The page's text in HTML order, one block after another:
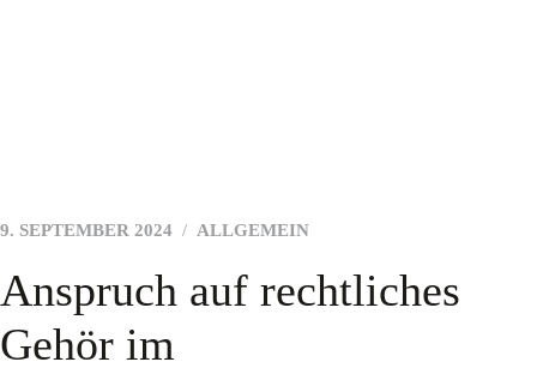
9. SEPTEMBER 2024 ALLGEMEIN
Anspruch auf rechtliches
Gehör im